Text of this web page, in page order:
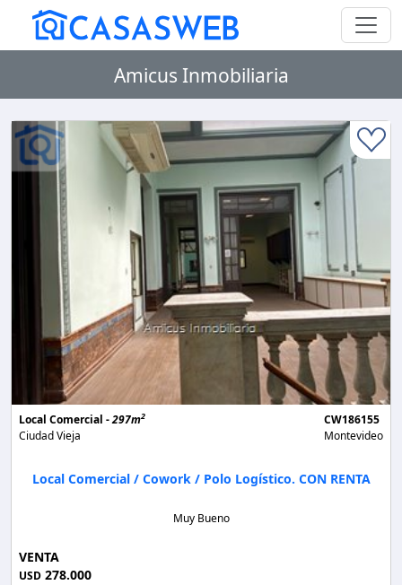
Amicus Inmobiliaria
Local Comercial -297m2
Ciudad Vieja
CW186155
Montevideo
Local Comercial / Cowork / Polo Logístico. CON RENTA
Muy Bueno
VENTA
USD 278.000